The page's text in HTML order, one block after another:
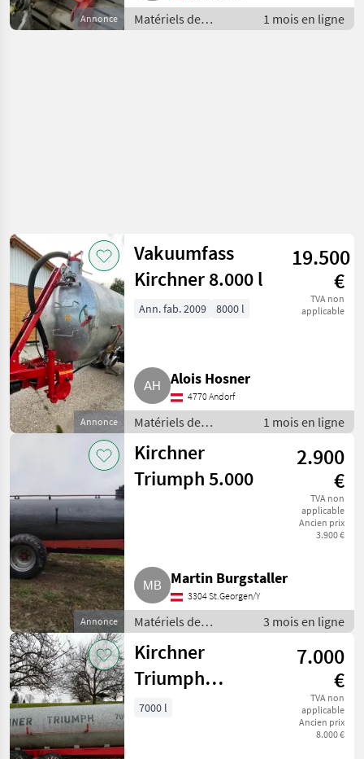
Annonce
Matériels de
fertilisation et
1 mois en ligne
Annonce
Vakuumfass
Kirchner 8.000 l
19.500
€
TVA non
applicable
Ann. fab. 2009 8000 l
Alois Hosner
4770 Andorf
Matériels de
fertilisation et
irrigation / Tonnes à
lisier
1 mois en ligne
Annonce
Kirchner
Triumph 5.000
2.900
€
TVA non
applicable
Ancien prix
3.900 €
Martin Burgstaller
3304 St.Georgen/Y
Matériels de
fertilisation et
irrigation / Tonnes à
lisier
3 mois en ligne
Kirchner
Triumph
Güllefass
7.000
€
TVA non
applicable
Ancien prix
8.000 €
7000 l